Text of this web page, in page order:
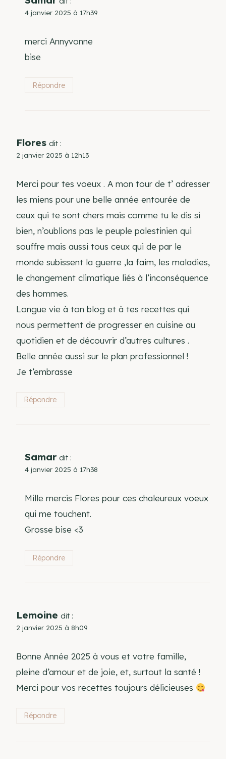
4 janvier 2025 à 17h39
merci Annyvonne
bise
Répondre
Flores dit :
2 janvier 2025 à 12h13
Merci pour tes voeux . A mon tour de t’ adresser
les miens pour une belle année entourée de
ceux qui te sont chers mais comme tu le dis si
bien, n’oublions pas le peuple palestinien qui
souffre mais aussi tous ceux qui de par le
monde subissent la guerre ,la faim, les maladies,
le changement climatique liés à l’inconséquence
des hommes.
Longue vie à ton blog et à tes recettes qui
nous permettent de progresser en cuisine au
quotidien et de découvrir d’autres cultures .
Belle année aussi sur le plan professionnel !
Je t’embrasse
Répondre
Samar dit :
4 janvier 2025 à 17h38
Mille mercis Flores pour ces chaleureux voeux
qui me touchent.
Grosse bise <3
Répondre
Lemoine dit :
2 janvier 2025 à 8h09
Bonne Année 2025 à vous et votre famille,
pleine d’amour et de joie, et, surtout la santé !
Merci pour vos recettes toujours délicieuses
Répondre